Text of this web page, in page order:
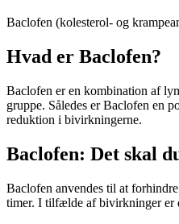
Baclofen (kolesterol- og
Hvad er Baclofen?
Baclofen er en kombination af
gruppe. Således er Baclofen en
reduktion i bivirkningerne.
Baclofen: Det skal
Baclofen anvendes til at
timer. I tilfælde af bivirkninger er